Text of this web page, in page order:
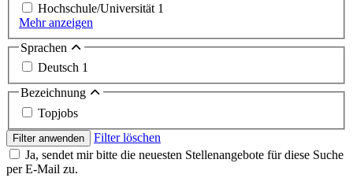
Hochschule/Universität 1
Mehr anzeigen
Sprachen
Deutsch 1
Bezeichnung
Topjobs
Filter anwenden
Filter löschen
Ja, sendet mir bitte die neuesten Stellenangebote für diese Suche
per E-Mail zu.